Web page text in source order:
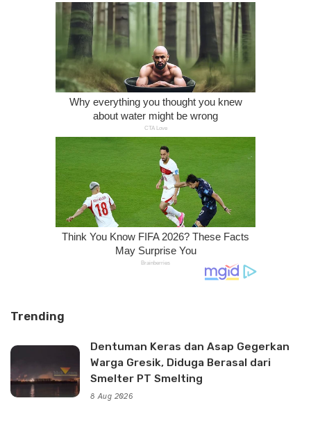
Trending
Dentuman Keras dan Asap Gegerkan
Warga Gresik, Diduga Berasal dari
Smelter PT Smelting
8 Aug 2026